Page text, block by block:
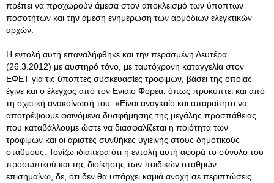
πρέπει να προχωρούν άμεσα στον αποκλεισμό των ύποπτων
ποσοτήτων και την άμεση ενημέρωση των αρμόδιων ελεγκτικών
αρχών.
Η εντολή αυτή επαναλήφθηκε και την περασμένη Δευτέρα
(26.3.2012) με αυστηρό τόνο, με ταυτόχρονη καταγγελία στον
ΕΦΕΤ για τις ύποπτες συσκευασίες τροφίμων, βάσει της οποίας
έγινε και ο έλεγχος από τον Ενιαίο Φορέα, όπως προκύπτει και από
τη σχετική ανακοίνωσή του. «Είναι αναγκαίο και απαραίτητο να
αποτρέψουμε φαινόμενα δυσφήμησης της μεγάλης προσπάθειας
που καταβάλλουμε ώστε να διασφαλίζεται η ποιότητα των
τροφίμων και οι άριστες συνθήκες υγιεινής στους δημοτικούς
σταθμούς. Τονίζω ιδιαίτερα ότι η εντολή αυτή αφορά το σύνολο του
προσωπικού και της διοίκησης των παιδικών σταθμών,
επισημαίνω, δε, ότι δεν θα υπάρχει καμιά ανοχή σε περιπτώσεις